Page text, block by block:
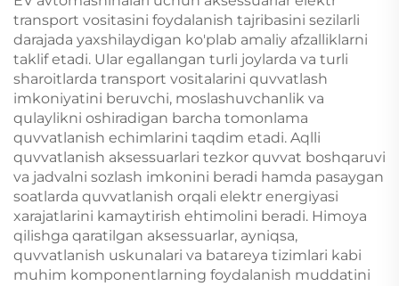
uchun
transport vositasini foydalanish tajribasini sezilarli
darajada yaxshilaydigan ko'plab amaliy afzalliklarni
taklif etadi. Ular egallangan turli joylarda va turli
sharoitlarda transport vositalarini quvvatlash
imkoniyatini beruvchi, moslashuvchanlik va
qulaylikni oshiradigan barcha tomonlama
quvvatlanish echimlarini taqdim etadi. Aqlli
quvvatlanish aksessuarlari tezkor quvvat boshqaruvi
va jadvalni sozlash imkonini beradi hamda pasaygan
soatlarda quvvatlanish orqali elektr energiyasi
xarajatlarini kamaytirish ehtimolini beradi. Himoya
qilishga qaratilgan aksessuarlar, ayniqsa,
quvvatlanish uskunalari va batareya tizimlari kabi
muhim komponentlarning foydalanish muddatini